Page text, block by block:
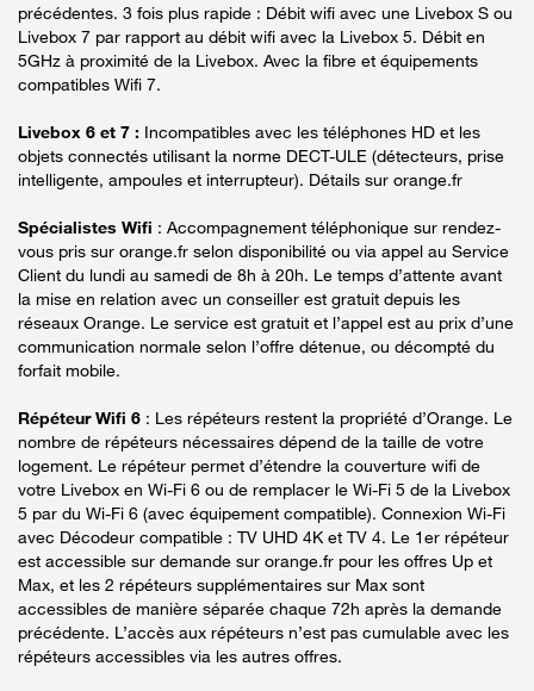
précédentes. 3 fois plus rapide : Débit wifi avec une Livebox S ou
Livebox 7 par rapport au débit wifi avec la Livebox 5. Débit en
5GHz à proximité de la Livebox. Avec la fibre et équipements
compatibles Wifi 7.
Livebox 6 et 7 : Incompatibles avec les téléphones HD et les
objets connectés utilisant la norme DECT-ULE (détecteurs, prise
intelligente, ampoules et interrupteur). Détails sur orange.fr
Spécialistes Wifi : Accompagnement téléphonique sur rendez-
vous pris sur orange.fr selon disponibilité ou via appel au Service
Client du lundi au samedi de 8h à 20h. Le temps d’attente avant
la mise en relation avec un conseiller est gratuit depuis les
réseaux Orange. Le service est gratuit et l’appel est au prix d’une
communication normale selon l’offre détenue, ou décompté du
forfait mobile.
Répéteur Wifi 6 : Les répéteurs restent la propriété d’Orange. Le
nombre de répéteurs nécessaires dépend de la taille de votre
logement. Le répéteur permet d’étendre la couverture wifi de
votre Livebox en Wi-Fi 6 ou de remplacer le Wi-Fi 5 de la Livebox
5 par du Wi-Fi 6 (avec équipement compatible). Connexion Wi-Fi
avec Décodeur compatible : TV UHD 4K et TV 4. Le 1er répéteur
est accessible sur demande sur orange.fr pour les offres Up et
Max, et les 2 répéteurs supplémentaires sur Max sont
accessibles de manière séparée chaque 72h après la demande
précédente. L’accès aux répéteurs n’est pas cumulable avec les
répéteurs accessibles via les autres offres.